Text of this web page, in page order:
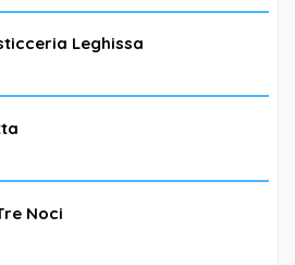
Leghissa
Noci